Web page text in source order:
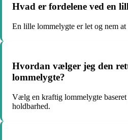
Hvad er fordelene ved en
En lille lommelygte er let og nem
Hvordan vælger jeg den
lommelygte?
Vælg en kraftig lommelygte
holdbarhed.